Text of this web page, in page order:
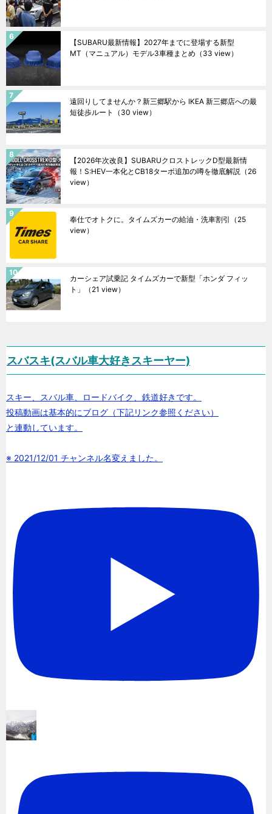
【SUBARU最新情報】2027年までに登場する新型
MT（マニュアル）モデル3車種まとめ （33 view）
遠回りしてませんか？新三郷駅から IKEA 新三郷店への最
短徒歩ルート
（30 view）
【2026年次改良】SUBARUクロストレックD型最新情
報！S:HEV一本化とCB18ターボ追加の噂を徹底解説 （26
view）
奉仕でオトクに。タイムズカーの給油・洗車割引 （25
view）
カーシェア試乗記 タイムズカーで新型「ホンダ フィッ
ト」
（21 view）
スバスキ(スバル車大好きスキーヤー)
スキー、スバル車、ロードバイク、鉄道好きです。
投稿動画は基本的にブログ（下記リンク参照ください）
と連動しています。
※ 2021/12/01 チャンネル名変えました。